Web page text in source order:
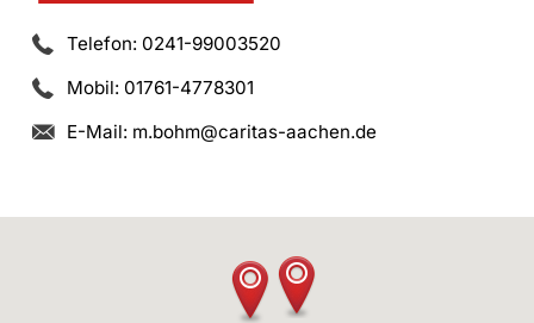
Telefon: 0241-99003520
Mobil: 01761-4778301
E-Mail: m.bohm@caritas-aachen.de